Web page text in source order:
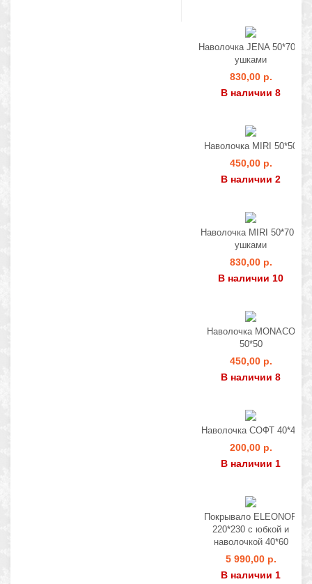
Наволочка JENA 50*70 с
ушками
830,00 р.
В наличии 8
Наволочка MIRI 50*50
450,00 р.
В наличии 2
Наволочка MIRI 50*70 с
ушками
830,00 р.
В наличии 10
Наволочка MONACO
50*50
450,00 р.
В наличии 8
Наволочка СОФТ 40*40
200,00 р.
В наличии 1
Покрывало ELEONOR
220*230 с юбкой и
наволочкой 40*60
5 990,00 р.
В наличии 1